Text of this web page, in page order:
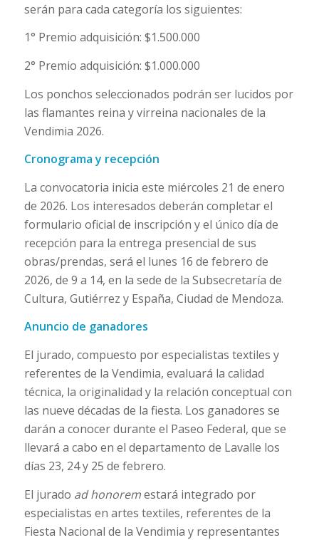
serán para cada categoría los siguientes:
1° Premio adquisición: $1.500.000
2° Premio adquisición: $1.000.000
Los ponchos seleccionados podrán ser lucidos por
las flamantes reina y virreina nacionales de la
Vendimia 2026.
Cronograma y recepción
La convocatoria inicia este miércoles 21 de enero
de 2026. Los interesados deberán completar el
formulario oficial de inscripción y el único día de
recepción para la entrega presencial de sus
obras/prendas, será el lunes 16 de febrero de
2026, de 9 a 14, en la sede de la Subsecretaría de
Cultura, Gutiérrez y España, Ciudad de Mendoza.
Anuncio de ganadores
El jurado, compuesto por especialistas textiles y
referentes de la Vendimia, evaluará la calidad
técnica, la originalidad y la relación conceptual con
las nueve décadas de la fiesta. Los ganadores se
darán a conocer durante el Paseo Federal, que se
llevará a cabo en el departamento de Lavalle los
días 23, 24 y 25 de febrero.
El jurado ad honoremestará integrado por
especialistas en artes textiles, referentes de la
Fiesta Nacional de la Vendimia y representantes